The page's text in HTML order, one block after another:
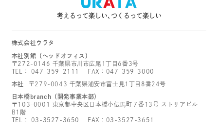
考えるって楽しい､つくるって楽しい
株式会社ウラタ
本社別館（ヘッドオフィス）
〒272-0146 千葉県市川市広尾1丁目6番3号
TEL： 047-359-2111 FAX：047-359-3000
本社 〒279-0043 千葉県浦安市富士見1丁目8番24号
日本橋branch（開発事業本部）
〒103-0001 東京都中央区日本橋小伝馬町７番13号 ストリアビル
B1階
TEL： 03-3527-3650 FAX：03-3527-3651